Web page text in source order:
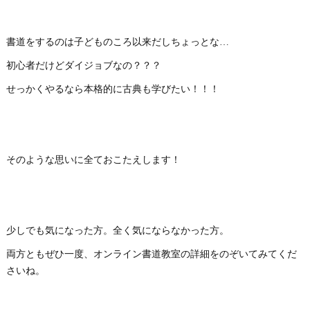
書道をするのは子どものころ以来だしちょっとな…
初心者だけどダイジョブなの？？？
せっかくやるなら本格的に古典も学びたい！！！
そのような思いに全ておこたえします！
少しでも気になった方。全く気にならなかった方。
両方ともぜひ一度、オンライン書道教室の詳細をのぞいてみてくだ
さいね。